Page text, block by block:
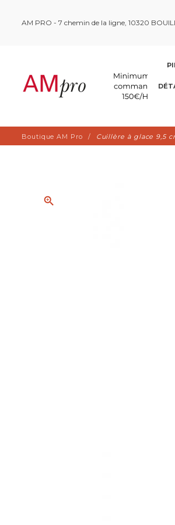
AM PRO - 7 chemin de la ligne, 10320
Boutique AM Pro Cuillère à glace 9,5
zoom_in